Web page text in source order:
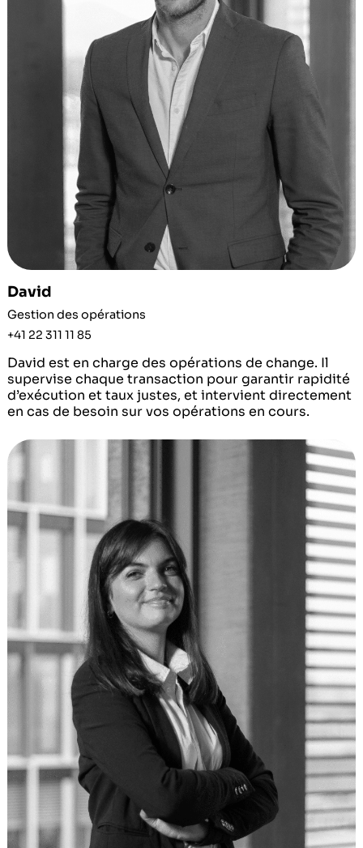
David
Gestion des opérations
+41 22 311 11 85
David est en charge des opérations de change. Il
supervise chaque transaction pour garantir rapidité
d’exécution et taux justes, et intervient directement
en cas de besoin sur vos opérations en cours.